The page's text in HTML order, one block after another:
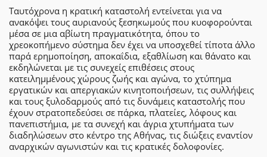
Ταυτόχρονα η κρατική καταστολή εντείνεται για να
ανακόψει τους αυριανούς ξεσηκωμούς που κυοφορούνται
μέσα σε μια αβίωτη πραγματικότητα, όπου το
χρεοκοπήμενο σύστημα δεν έχει να υποσχεθεί τίποτα άλλο
παρά ερημοποίηση, αποκαΐδια, εξαθλίωση και θάνατο και
εκδηλώνεται με τις συνεχείς επιθέσεις στους
κατειλημμένους χώρους ζωής και αγώνα, το χτύπημα
εργατικών και απεργιακών κινητοποιήσεων, τις συλλήψεις
και τους ξυλοδαρμούς από τις δυνάμεις καταστολής που
έχουν στρατοπεδεύσει σε πάρκα, πλατείες, λόφους και
πανεπιστήμια, με τα συνεχή και άγρια χτυπήματα των
διαδηλώσεων στο κέντρο της Αθήνας, τις διώξεις εναντίον
αναρχικών αγωνιστών και τις κρατικές δολοφονίες.